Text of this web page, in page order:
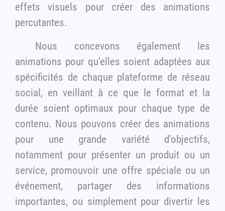
effets visuels pour créer des animations
percutantes.
Nous concevons également les
animations pour qu'elles soient adaptées aux
spécificités de chaque plateforme de réseau
social, en veillant à ce que le format et la
durée soient optimaux pour chaque type de
contenu. Nous pouvons créer des animations
pour une grande variété d'objectifs,
notamment pour présenter un produit ou un
service, promouvoir une offre spéciale ou un
événement, partager des informations
importantes, ou simplement pour divertir les